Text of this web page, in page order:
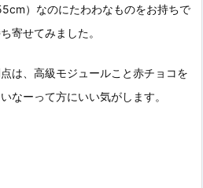
）なのにたわわなものをお持ちで
寄せてみました。
は、高級モジュールこと赤チョコを
なーって方にいい気がします。